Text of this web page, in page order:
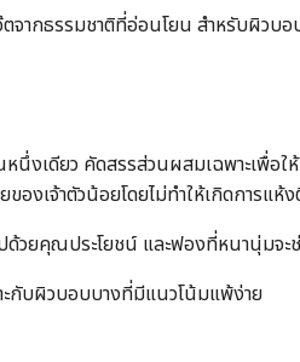
ากธรรมชาติที่อ่อนโยน สำหรับผิวบอ
งเดียว คัดสรรส่วนผสมเฉพาะเพื่อใ
องเจ้าตัวน้อยโดยไม่ทำให้เกิดการแห้
ยคุณประโยชน์ และฟองที่หนานุ่มจะช่
กับผิวบอบบางที่มีแนวโน้มแพ้ง่าย